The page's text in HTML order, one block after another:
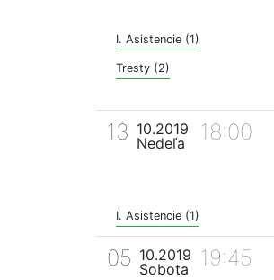
I. Asistencie (1)
Tresty (2)
13 10.2019
Nedeľa
18:00
I. Asistencie (1)
05 10.2019
Sobota
19:45